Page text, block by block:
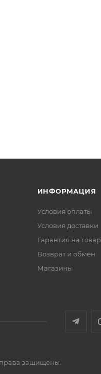
ИНФОРМАЦИЯ
Условия оплаты
Условия доставки
Гарантия на товар
Возврат и обмен
Магазины
защищены.